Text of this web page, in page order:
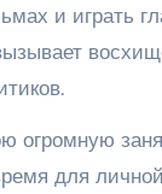
и играть
огромную
для